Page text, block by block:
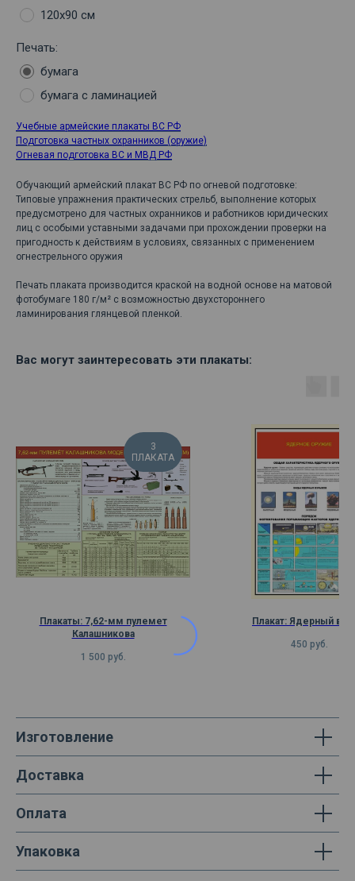
120х90 см
Печать:
бумага
бумага с ламинацией
Учебные армейские плакаты ВС РФ
Подготовка частных охранников (оружие)
Огневая подготовка ВС и МВД РФ
Обучающий армейский плакат ВС РФ по огневой подготовке:
Типовые упражнения практических стрельб, выполнение которых
предусмотрено для частных охранников и работников юридических
лиц с особыми уставными задачами при прохождении проверки на
пригодность к действиям в условиях, связанных с применением
огнестрельного оружия
Печать плаката производится краской на водной основе на матовой
фотобумаге 180 г/м² с возможностью двухстороннего
ламинирования глянцевой пленкой.
Вас могут заинтересовать эти плакаты:
3
ПЛАКАТА
Плакаты: 7,62-мм пулемет
Калашникова
1 500 руб.
Плакат: Ядерный
450 руб.
Изготовление
Доставка
Оплата
Упаковка